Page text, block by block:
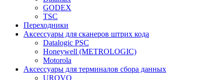
GODEX
TSC
Переходники
Аксессуары для сканеров штрих кода
Datalogic PSC
Honeywell (METROLOGIC)
Motorola
Аксессуары для терминалов сбора данных
UROVO